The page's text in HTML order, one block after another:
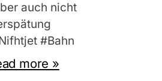
auch nicht
#Bahn
more »